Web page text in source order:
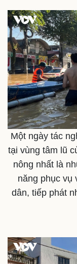
Thế giới
Quan sát
Cuộc sống đó đây
Một ngày tác
tại vùng tâm lũ
nông nhất là
năng phục vụ
dân, tiếp phát